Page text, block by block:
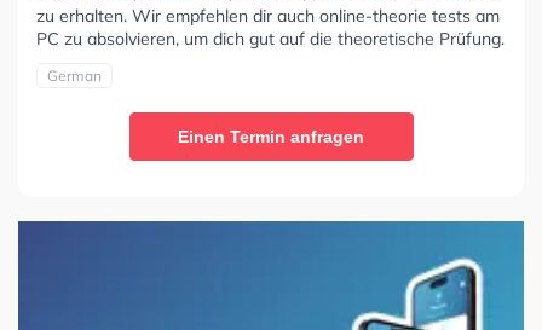
zu erhalten. Wir empfehlen dir auch online-theorie tests am
PC zu absolvieren, um dich gut auf die theoretische Prüfung.
German
Einen Termin anfragen